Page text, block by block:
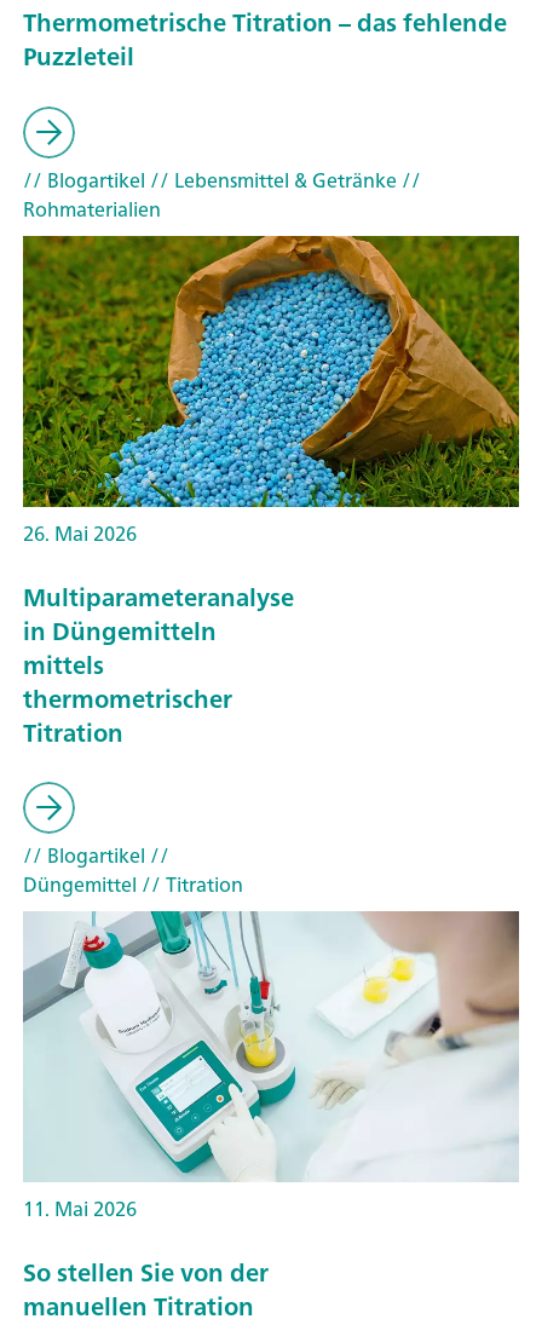
Thermometrische Titration – das fehlende
Puzzleteil
// Blogartikel // Lebensmittel & Getränke//
Rohmaterialien
26. Mai 2026
Multiparameteranalyse
in Düngemitteln
mittels
thermometrischer
Titration
// Blogartikel //
Düngemittel // Titration
11. Mai 2026
So stellen Sie von der
manuellen Titration